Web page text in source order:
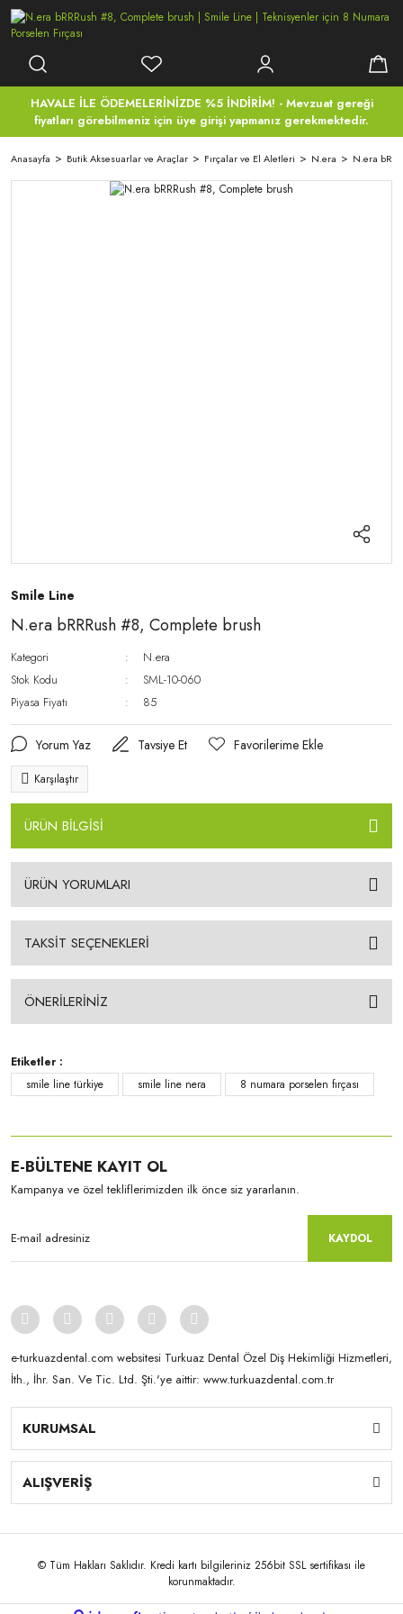
HAVALE İLE ÖDEMELERİNİZDE %5 İNDİRİM! - Mevzuat gereği
fiyatları görebilmeniz için üye girişi yapmanız gerekmektedir.
Anasayfa Butik Aksesuarlar ve Araçlar Fırçalar ve El Aletleri N.era N.era
Smile Line
N.era bRRRush #8, Complete brush
Kategori
N.era
Stok Kodu
SML-10-060
Piyasa Fiyatı
85
Yorum Yaz Tavsiye Et
Karşılaştır
ÜRÜN BİLGİSİ
ÜRÜN YORUMLARI
TAKSİT SEÇENEKLERİ
ÖNERİLERİNİZ
Etiketler :
smile line türkiye
smile line nera 8 numara porselen fırçası
E-BÜLTENE KAYIT OL
Kampanya ve özel tekliflerimizden ilk önce siz yararlanın.
KAYDOL
e-turkuazdental.com websitesi Turkuaz Dental Özel Diş Hekimliği Hizmetleri,
İth., İhr. San. Ve Tic. Ltd. Şti.'ye aittir: www.turkuazdental.com.tr
KURUMSAL
ALIŞVERİŞ
© Tüm Hakları Saklıdır. Kredi kartı bilgileriniz 256bit SSL sertifikası ile
korunmaktadır.